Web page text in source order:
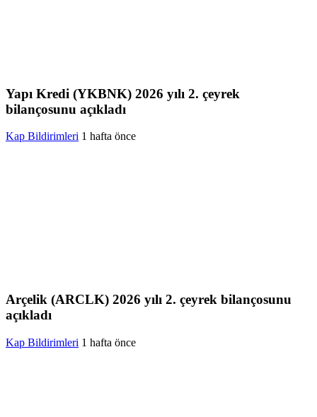
Yapı Kredi (YKBNK) 2026 yılı 2. çeyrek
bilançosunu açıkladı
Kap Bildirimleri 1 hafta önce
Arçelik (ARCLK) 2026 yılı 2. çeyrek bilançosunu
açıkladı
Kap Bildirimleri 1 hafta önce